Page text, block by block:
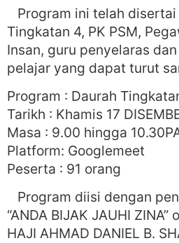
Program ini telah disertai
Tingkatan 4, PK PSM,
Insan, guru penyelaras
pelajar yang dapat turut
Program : Daurah
Tarikh : Khamis 17
Masa : 9.00 hingga
Platform: Googlemeet
Peserta : 91 orang
Program diisi dengan
“ANDA BIJAK JAUHI
HAJI AHMAD DANIEL B.